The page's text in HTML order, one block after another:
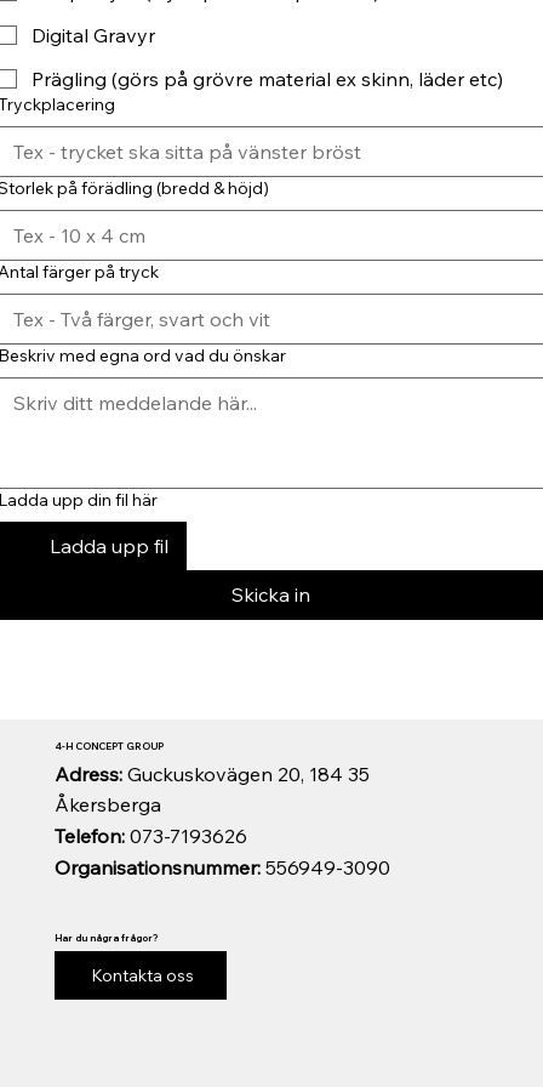
Digital Gravyr
Prägling (görs på grövre material ex skinn, läder etc)
på förädling (bredd & höjd)
färger på tryck
med egna ord vad du önskar
upp din fil här
Ladda upp fil
Skicka in
Organisationsnummer:556949-3090
Telefon:073-7193626
Adress: Guckuskovägen 20, 184 35
Åkersberga
4-H CONCEPT GROUP
Har du några frågor?
Kontakta oss